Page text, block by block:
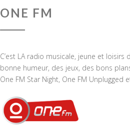
ONE FM
C’est LA radio musicale, jeune et
bonne humeur, des jeux, des bons
One FM Star Night, One FM Unplugged